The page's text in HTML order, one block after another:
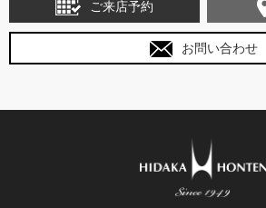
ご来店予約
お問い合わせ